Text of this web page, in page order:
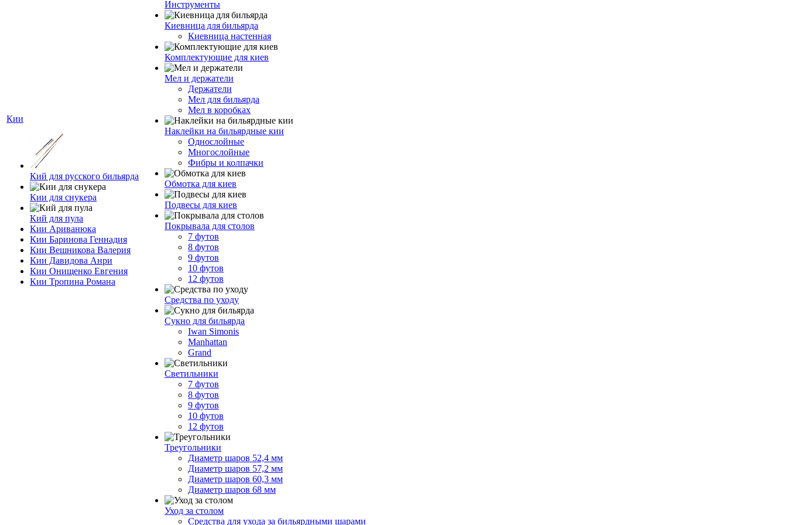
Кии
Кий для русского бильярда
Кии для снукера
Кий для пула
Кии Ариванюка
Кии Баринова Геннадия
Кии Вешникова Валерия
Кии Давидова Анри
Кии Онищенко Евгения
Кии Тропина Романа
Инструменты
Киевница для бильярда
Киевница настенная
Комплектующие для киев
Мел и держатели
Держатели
Мел для бильярда
Мел в коробках
Наклейки на бильярдные кии
Однослойные
Многослойные
Фибры и колпачки
Обмотка для киев
Подвесы для киев
Покрывала для столов
7 футов
8 футов
9 футов
10 футов
12 футов
Средства по уходу
Сукно для бильярда
Iwan Simonis
Manhattan
Grand
Светильники
7 футов
8 футов
9 футов
10 футов
12 футов
Треугольники
Диаметр шаров 52,4 мм
Диаметр шаров 57,2 мм
Диаметр шаров 60,3 мм
Диаметр шаров 68 мм
Уход за столом
Средства для ухода за бильярдными шарами